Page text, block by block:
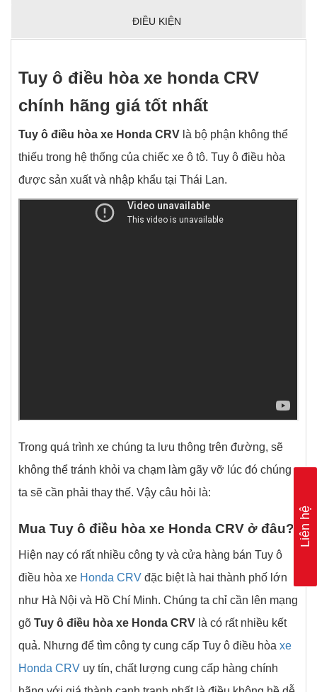
ĐIỀU KIỆN
Tuy ô điều hòa xe honda CRV
chính hãng giá tốt nhất
Tuy ô điều hòa xe Honda CRV là bộ phận không thể
thiếu trong hệ thống của chiếc xe ô tô. Tuy ô điều hòa
được sản xuất và nhập khẩu tại Thái Lan.
Trong quá trình xe chúng ta lưu thông trên đường, sẽ
không thể tránh khỏi va chạm làm gãy vỡ lúc đó chúng
ta sẽ cần phải thay thế. Vậy câu hỏi là:
Mua Tuy ô điều hòa xe Honda CRV ở đâu?
Hiện nay có rất nhiều công ty và cửa hàng bán Tuy ô
điều hòa xe Honda CRV đặc biệt là hai thành phố lớn
như Hà Nội và Hồ Chí Minh. Chúng ta chỉ cần lên mạng
gõ Tuy ô điều hòa xe Honda CRV là có rất nhiều kết
quả. Nhưng để tìm công ty cung cấp Tuy ô điều hòa xe
Honda CRV uy tín, chất lượng cung cấp hàng chính
Liên hệ